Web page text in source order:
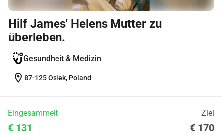
Hilf James' Helens Mutter zu
überleben.
Gesundheit & Medizin
location_on 87-125 Osiek, Poland
Eingesammelt Ziel
€ 131 € 170